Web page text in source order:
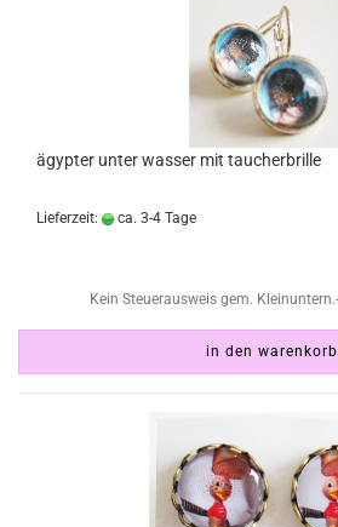
ägypter unter wasser mit taucherbrille
Lieferzeit: ca. 3-4 Tage
Kein Steuerausweis gem.
in den warenkorb